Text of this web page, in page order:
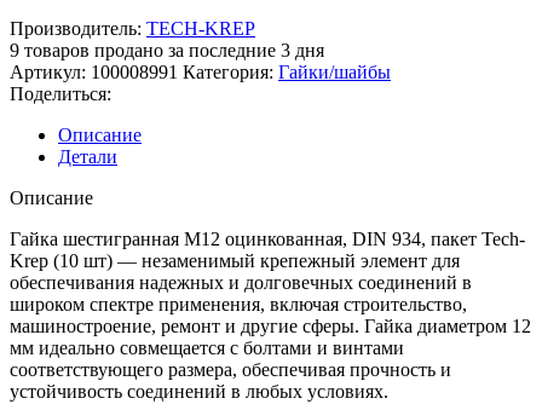
Производитель: TECH-KREP
9 товаров продано за последние 3 дня
Артикул: 100008991 Категория: Гайки/шайбы
Поделиться:
Описание
Детали
Описание
Гайка шестигранная М12 оцинкованная, DIN 934, пакет Tech-
Krep (10 шт) — незаменимый крепежный элемент для
обеспечивания надежных и долговечных соединений в
широком спектре применения, включая строительство,
машиностроение, ремонт и другие сферы. Гайка диаметром 12
мм идеально совмещается с болтами и винтами
соответствующего размера, обеспечивая прочность и
устойчивость соединений в любых условиях.